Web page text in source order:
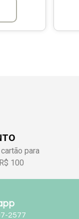
para
100
2577